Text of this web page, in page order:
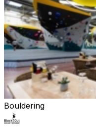
Bouldering